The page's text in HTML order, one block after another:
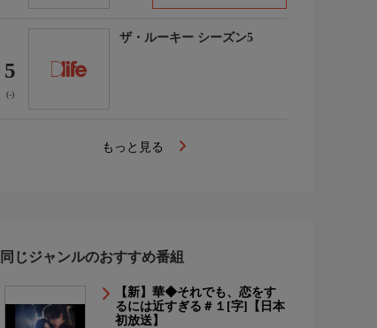
5
(-)
ザ・ルーキー シーズン5
もっと見る
同じジャンルのおすすめ番組
【新】華◆それでも、恋をす
るには近すぎる＃１[字]【日本
初放送】